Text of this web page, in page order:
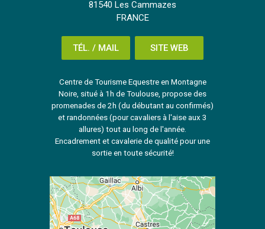
81540 Les Cammazes
FRANCE
TÉL. / MAIL SITE WEB
Centre de Tourisme Equestre en Montagne
Noire, situé à 1h de Toulouse, propose des
promenades de 2h (du débutant au confirmés)
et randonnées (pour cavaliers à l'aise aux 3
allures) tout au long de l'année.
Encadrement et cavalerie de qualité pour une
sortie en toute sécurité!